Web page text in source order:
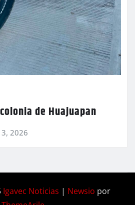
de Huajuapan
2026
Igavec Noticias | Newsio por